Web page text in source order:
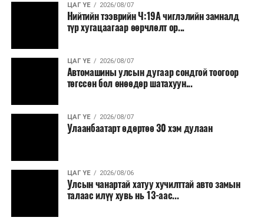
ЦАГ ҮЕ 2026/08/07
Нийтийн тээврийн Ч:19А чиглэлийн замналд
түр хугацаагаар өөрчлөлт ор...
ЦАГ ҮЕ 2026/08/07
Автомашины улсын дугаар сондгой тоогоор
төгссөн бол өнөөдөр шатахуун...
ЦАГ ҮЕ 2026/08/07
Улаанбаатарт өдөртөө 30 хэм дулаан
ЦАГ ҮЕ 2026/08/06
Улсын чанартай хатуу хучилттай авто замын
талаас илүү хувь нь 13-аас...